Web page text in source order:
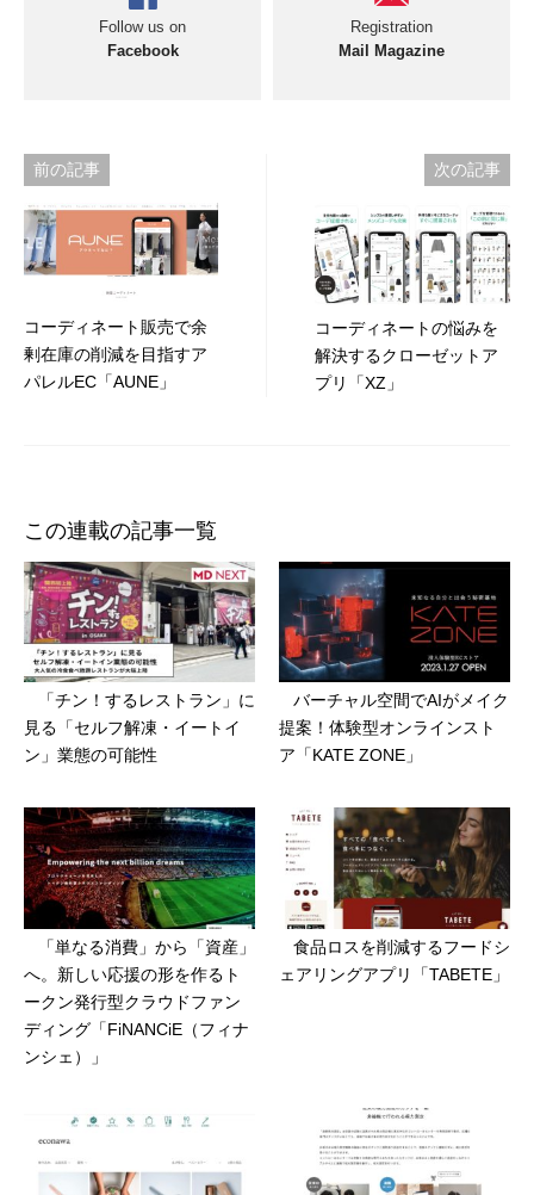
Follow us on
Facebook
Registration
Mail Magazine
投
稿
ナ
ゲ
ー
前の記事
コーディネート販売で余
剰在庫の削減を目指すア
パレルEC「AUNE」
次の記事
コーディネートの悩みを
解決するクローゼットア
プリ「XZ」
この連載の記事一覧
「チン！するレストラン」に
見る「セルフ解凍・イートイ
ン」業態の可能性
バーチャル空間でAIがメイク
提案！体験型オンラインスト
ア「KATE ZONE」
「単なる消費」から「資産」
へ。新しい応援の形を作るト
ークン発行型クラウドファン
ディング「FiNANCiE（フィナ
ンシェ）」
食品ロスを削減するフードシ
ェアリングアプリ「TABETE」